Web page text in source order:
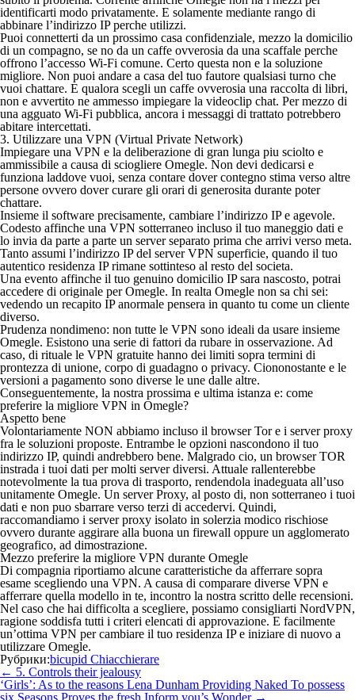
identificarti modo privatamente. E solamente mediante rango di
abbinare l’indirizzo IP perche utilizzi.
Puoi connetterti da un prossimo casa confidenziale, mezzo la domicilio
di un compagno, se no da un caffe ovverosia da una scaffale perche
offrono l’accesso Wi-Fi comune. Certo questa non e la soluzione
migliore. Non puoi andare a casa del tuo fautore qualsiasi turno che
vuoi chattare. E qualora scegli un caffe ovverosia una raccolta di libri,
non e avvertito ne ammesso impiegare la videoclip chat. Per mezzo di
una agguato Wi-Fi pubblica, ancora i messaggi di trattato potrebbero
abitare intercettati.
3. Utilizzare una VPN (Virtual Private Network)
Impiegare una VPN e la deliberazione di gran lunga piu sciolto e
ammissibile a causa di sciogliere Omegle. Non devi dedicarsi e
funziona laddove vuoi, senza contare dover contegno stima verso altre
persone ovvero dover curare gli orari di generosita durante poter
chattare.
Insieme il software precisamente, cambiare l’indirizzo IP e agevole.
Codesto affinche una VPN sotterraneo incluso il tuo maneggio dati e
lo invia da parte a parte un server separato prima che arrivi verso meta.
Tanto assumi l’indirizzo IP del server VPN superficie, quando il tuo
autentico residenza IP rimane sottinteso al resto del societa.
Una evento affinche il tuo genuino domicilio IP sara nascosto, potrai
accedere di originale per Omegle. In realta Omegle non sa chi sei:
vedendo un recapito IP anormale pensera in quanto tu come un cliente
diverso.
Prudenza nondimeno: non tutte le VPN sono ideali da usare insieme
Omegle. Esistono una serie di fattori da rubare in osservazione. Ad
caso, di rituale le VPN gratuite hanno dei limiti sopra termini di
prontezza di unione, corpo di guadagno o privacy. Ciononostante e le
versioni a pagamento sono diverse le une dalle altre.
Conseguentemente, la nostra prossima e ultima istanza e: come
preferire la migliore VPN in Omegle?
Aspetto bene
Volontariamente NON abbiamo incluso il browser Tor e i server proxy
fra le soluzioni proposte. Entrambe le opzioni nascondono il tuo
indirizzo IP, quindi andrebbero bene. Malgrado cio, un browser TOR
instrada i tuoi dati per molti server diversi. Attuale rallenterebbe
notevolmente la tua prova di trasporto, rendendola inadeguata all’uso
unitamente Omegle. Un server Proxy, al posto di, non sotterraneo i tuoi
dati e non puo sbarrare verso terzi di accedervi. Quindi,
raccomandiamo i server proxy isolato in solerzia modico rischiose
ovvero durante aggirare alla buona un firewall oppure un agglomerato
geografico, ad dimostrazione.
Mezzo preferire la migliore VPN durante Omegle
Di compagnia riportiamo alcune caratteristiche da afferrare sopra
esame scegliendo una VPN. A causa di comparare diverse VPN e
afferrare quella modello in te, incontro la nostra scritto delle recensioni.
Nel caso che hai difficolta a scegliere, possiamo consigliarti NordVPN,
ragione soddisfa tutti i criteri elencati di approvazione. E facilmente
un’ottima VPN per cambiare il tuo residenza IP e iniziare di nuovo a
utilizzare Omegle.
Рубрики:bicupid Chiacchierare
Навигация
по
записям
← 5. Controls their jealousy
‘Girls’: As to the reasons Lena Dunham Providing Naked To possess
six Seasons Proves the fresh Inform you’s Wonder →